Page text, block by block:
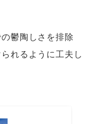
鬱陶しさを排除
れるように工夫し